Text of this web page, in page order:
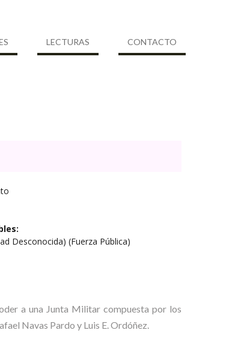
LECTURAS CONTACTO
Desconocida) (Fuerza Pública)
a una Junta Militar compuesta por los
Navas Pardo y Luis E. Ordóñez.